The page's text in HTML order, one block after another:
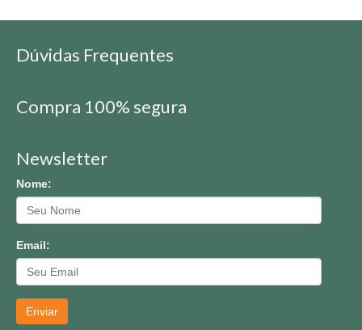
Dúvidas Frequentes
Compra 100% segura
Newsletter
Nome:
Email:
Enviar